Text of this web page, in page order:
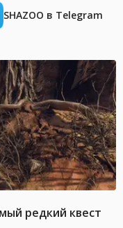
SHAZOO в Telegram
редкий квест